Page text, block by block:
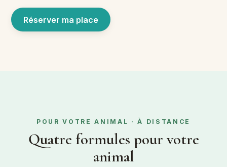
Réserver ma place
POUR VOTRE ANIMAL · À DISTANCE
Quatre formules pour votre
animal